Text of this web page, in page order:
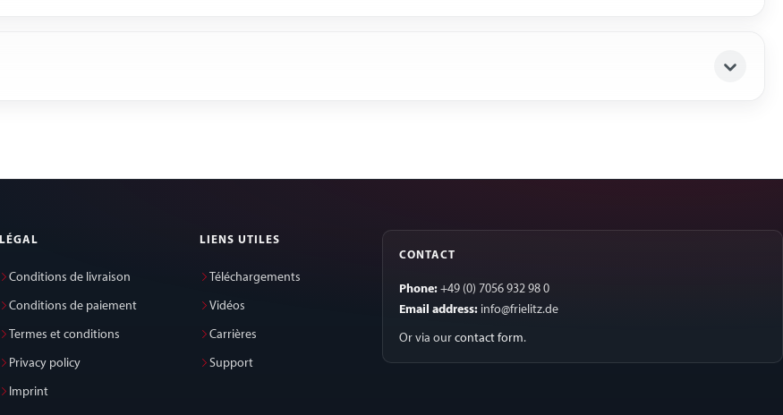
LÉGAL
Conditions de livraison
Conditions de paiement
Termes et conditions
Privacy policy
Imprint
LIENS UTILES
Téléchargements
Vidéos
Carrières
Support
CONTACT
Phone: +49 (0) 7056 932 98 0
Email address: info@frielitz.de
Or via our contact form.